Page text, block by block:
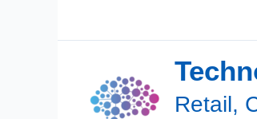
Retail,